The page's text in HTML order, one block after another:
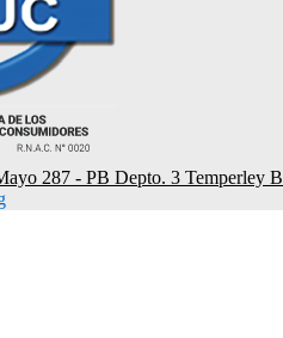
287 - PB Depto. 3 Temperley